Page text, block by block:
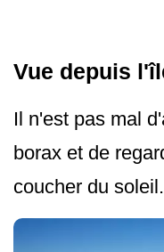
Vue depuis
Il n'est pas mal
borax et de
coucher du soleil.